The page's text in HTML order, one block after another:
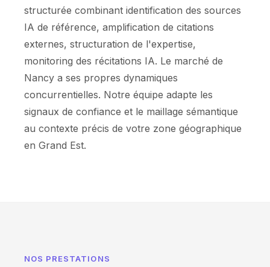
structurée combinant identification des sources
IA de référence, amplification de citations
externes, structuration de l'expertise,
monitoring des récitations IA. Le marché de
Nancy a ses propres dynamiques
concurrentielles. Notre équipe adapte les
signaux de confiance et le maillage sémantique
au contexte précis de votre zone géographique
en Grand Est.
NOS PRESTATIONS